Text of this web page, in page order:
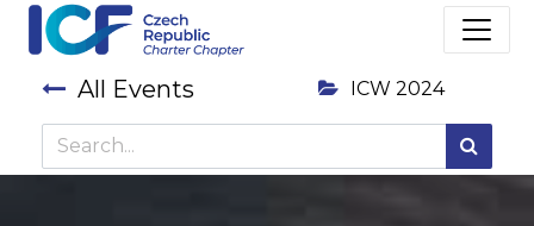
All Events ICW 2024